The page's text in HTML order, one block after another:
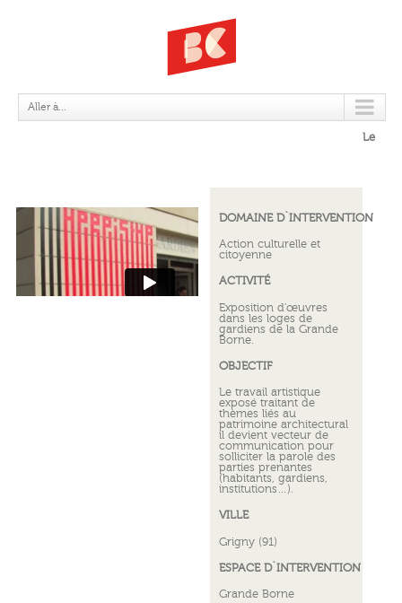
Aller à...
LOGES©
DOMAINE D`INTERVENTION
Action culturelle et
citoyenne
ACTIVITÉ
Exposition d'œuvres
dans les loges de
gardiens de la Grande
Borne.
OBJECTIF
Le travail artistique
exposé traitant de
thèmes liés au
patrimoine architectural
il devient vecteur de
communication pour
solliciter la parole des
parties prenantes
(habitants, gardiens,
institutions…).
VILLE
Grigny (91)
ESPACE D`INTERVENTION
Grande Borne
Le